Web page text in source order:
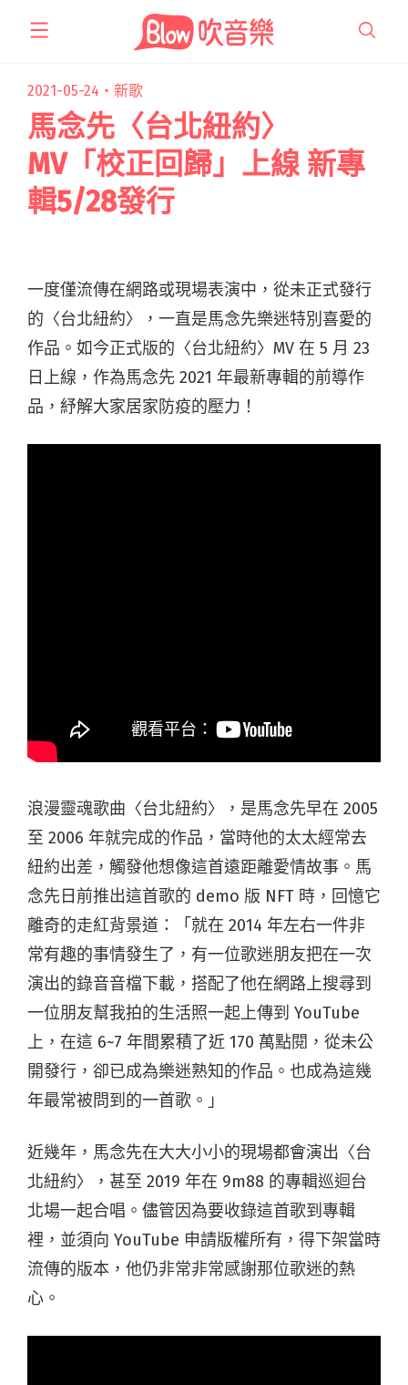
2021-05-24・ 新歌
馬念先〈台北紐約〉
MV「校正回歸」上線 新專
輯5/28發行
一度僅流傳在網路或現場表演中，從未正式發行
的〈台北紐約〉，一直是馬念先樂迷特別喜愛的
作品。如今正式版的〈台北紐約〉MV 在 5 月 23
日上線，作為馬念先 2021 年最新專輯的前導作
品，紓解大家居家防疫的壓力！
浪漫靈魂歌曲〈台北紐約〉，是馬念先早在 2005
至 2006 年就完成的作品，當時他的太太經常去
紐約出差，觸發他想像這首遠距離愛情故事。馬
念先日前推出這首歌的 demo 版 NFT 時，回憶它
離奇的走紅背景道：「就在 2014 年左右一件非
常有趣的事情發生了，有一位歌迷朋友把在一次
演出的錄音音檔下載，搭配了他在網路上搜尋到
一位朋友幫我拍的生活照一起上傳到 YouTube
上，在這 6~7 年間累積了近 170 萬點閱，從未公
開發行，卻已成為樂迷熟知的作品。也成為這幾
年最常被問到的一首歌。」
近幾年，馬念先在大大小小的現場都會演出〈台
北紐約〉，甚至 2019 年在 9m88 的專輯巡迴台
北場一起合唱。儘管因為要收錄這首歌到專輯
裡，並須向 YouTube 申請版權所有，得下架當時
流傳的版本，他仍非常非常感謝那位歌迷的熱
心。